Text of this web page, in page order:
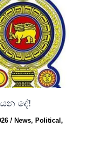
දේ!
/ News, Political,